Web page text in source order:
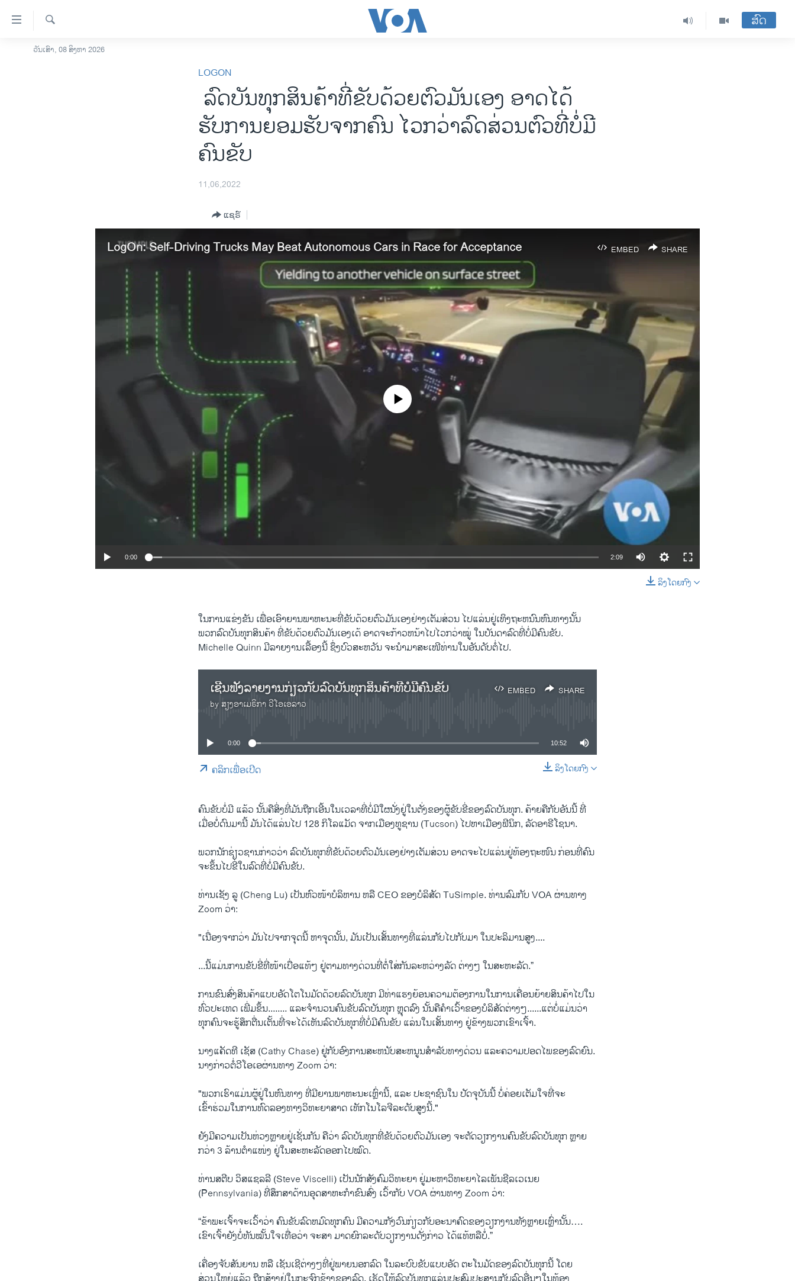
ລິ້ງ
ສຳຫລັບ
ໂຮມເພຈ
ຄົ້ນຫາ
ສົດ
ວັນເສົາ, 08 ສິງຫາ 2026
LOGON
ລົດ​ບັນ​ທຸກ​ສິນ​ຄ້າທີ່​ຂັບ​ດ້ວຍ​ຕົວ​ມັນ​ເອງ ອາດ​​ໄດ້​
ຮັບ​ການຍອມ​ຮັບ​ຈາກ​ຄົນ​ ໄວ​ກວ່າລົດ​ສ່ວນ​ຕົວ​ທີ່ບໍ່​ມີ​
ຄົນ​ຂັບ​
11,06,2022
ແຊຣ໌
EMBED SHARE
LogOn: Self-Driving Trucks May Beat Autonomous Cars in Race for Acceptance
SHARE
No media source currently available
0:00 2:09
ລິງໂດຍກົງ
ໃນ​ການ​ແຂ່ງ​ຂັນ ເພື່ອ​ເອົາ​ຍານ​ພາ​ຫະ​ນະ​ທີ່​ຂັບ​ດ້ວຍ​ຕົວ​ມັນ​ເອງຢ່າງ​ເຕັມສ່ວນ​ ໄປ​ແລ່ນ​ຢູ່​ເທິງ​ຖະ​ຫນົນ​ຫົນ​ທາງນັ້ນ
ພວກລົດ​ບັນ​ທຸກ​ສິນ​ຄ້າ ​ທີ່​ຂັບ​ດ້ວຍຕົວ​ມັນເອງ​ເດ້ ອາດ​ຈະ​ກ້າວຫນ້າໄປ​ໄວກວ່າ​ໝູ່​ ໃນ​ບັນ​ດາລົດ​ທີ່ບໍ່​ມີ​ຄົນ​ຂັບ​.
Michelle Quinn ມີລາຍງານເລື້ອງນີ້ ຊຶ່ງ​ບົວ​ສະ​ຫວັນ ຈະ​ນຳ​ມ​າ​ສະ​ເໜີ​ທ່ານ​ໃນ​ອັນ​ດັບ​ຕໍ່​ໄປ.
EMBED SHARE
ເຊີ​ນ​ຟັງ​ລາຍ​ງານ​ກ່ຽວ​ກັບ​ລົດ​ບັນ​ທຸກ​ສິນ​ຄ້າ​ທີ່ບໍ່​ມີ​ຄົນ​ຂັບ
by ສຽງອາເມຣິກາ ວີໂອເອລາວ
SHARE
0:00 10:52
ລິງໂດຍກົງ
ຄລິກເພື່ອເປີດ
ຄົນຂັບບໍ່ມີ ແລ້ວ ນັ້ນຄືສິ່ງທີ່ມັນຖືກເອີ້ນໃນເວລາທີ່ບໍ່ມີໃຜນັ່ງຢູ່ໃນຕັ່ງຂອງຜູ້ຂັບຂີ່ຂອງລົດບັນທຸກ. ຄ້າຍ​ຄື​ກັບອັນນີ້ ທີ່
ເມື່ອບໍ່ດົນມານີ້ ມັນໄດ້ແລ່ນ​ໄປ 128 ກິໂລແມັດ ຈາກເມືອງ​ທູຊານ (Tucson) ໄປ​ຫາ​ເມືອງ​ຟີ​ນິກ, ລັດ​ອາ​ຣີ​ໂຊ​ນາ.
ພວກນັກຊ່ຽວຊານກ່າວວ່າ ລົດບັນທຸກທີ່ຂັບ​ດ້ວຍຕົວ​ມັນເອງຢ່າງເຕັມສ່ວນ ອາດຈະໄປ​ແລ່ນຢູ່ທ້ອງ​ຖະ​ໜົນ ກ່ອນທີ່ຄົນ
ຈະຂຶ້ນໄປຂີ່ໃນລົດທີ່ບໍ່​ມີ​ຄົນຂັບ.
ທ່ານ​ເຊັງ ລູ (Cheng Lu) ເປັນຫົວ​ໜ້າ​ບໍ​ລິ​ຫານ ຫລື CEO ຂອງບໍ​ລິ​ສັດ TuSimple. ທ່ານ​ລົມ​ກັບ VOA ຜ່ານ​ທາງ
Zoom ວ່າ:
"ເນື່ອງຈາກວ່າ ມັນໄປ​ຈາກ​ຈຸດນີ້ ຫາ​ຈຸດນັ້ນ, ມັນເປັນເສັ້ນທາງທີ່​ແລ່ນກັບໄປກັບມາ ໃນປະລິມານສູງ....
...ນີ້​ແມ່ນ​ການ​ຂັບ​ຂີ່​ທີ່​ໜ້າ​ເບື່ອ​ແທ້ໆ ຢູ່​ຕາມ​ທາງ​ດ່ວນທີ່ຕໍ່ໃສ່​ກັນ​ລະ​ຫວ່າງ​ລັດ ຕ່າງໆ ໃນສະຫະລັດ.”
ການ​ຂົນ​ສົ່ງ​ສິນ​ຄ້າແບບອັດໂຕໂນມັດດ້ວຍລົດບັນທຸກ ມີ​ທ່າ​ແຮງ​ຍ້ອນ​ຄວາມ​ຕ້ອງ​ການໃນການ​ເຄື່ອນຍ້າຍ​ສິນ​ຄ້າ​ໄປໃນ​
ທົ່ວ​ປະ​ເທດ ​ເພີ່ມ​ຂຶ້ນ........ ແລະຈໍານວນຄົນຂັບລົດບັນທຸກ ຫຼຸດລົງ ນັ້ນ​ຄື​ຄຳ​ເວົ້າ​ຂອງບໍລິສັດຕ່າງໆ......ແຕ່ບໍ່ແມ່ນວ່າ
ທຸກຄົນຈະ​ຮູ້​ສຶກຕື່ນເຕັ້ນທີ່ຈະໄດ້ເຫັນລົດບັນທຸກທີ່ບໍ່​ມີຄົນຂັບ ແລ່ນ​ໃນ​ເສັ້ນທາງ ຢູ່ຂ້າງພວກເຂົາເຈົ້າ.
ນາງ​ແຄັດ​ທີ ເຊັ​ສ (Cathy Chase) ຢູ່ກັບອົງ​ການສະຫນັບສະຫນູນສໍາລັບທາງດ່ວນ ແລະຄວາມປອດໄພຂອງລົດຍົນ.
ນາງກ່າວ​ຕໍ່ວີ​ໂອ​ເອຜ່ານ​ທາງ Zoom ວ່າ:
"ພວກເຮົາແມ່ນຜູ້ຢູ່ໃນຫົນທາງ ທີ່ມີຍານພາຫະນະເຫຼົ່ານີ້, ແລະ ປະຊາຊົນໃນ ປັດຈຸບັນນີ້ ບໍ່ຄ່ອຍເຕັມໃຈທີ່ຈະ
ເຂົ້າຮ່ວມໃນການທົດລອງທາງວິທະຍາສາດ ເທັກໂນໂລຈີລະດັບສູງ​ນີ້."
ຍັງ​ມີ​ຄວາມ​ເປັນ​ຫ່ວງ​ຫຼາຍຢູ່ເຊັ່ນ​ກັນ​ ຄືວ່າ ລົດ​ບັນ​ທຸກທີ່​ຂັບ​ດ້ວຍ​ຕົວ​ມັນ​ເອງ​ ຈະ​ຕັດວຽກ​ງານ​ຄົນຂັບ​ລົດ​ບັນ​ທຸກ​ ຫຼາຍ​
ກວ່າ 3 ລ້ານຕຳ​ແໜ່ງ ຢູ່​ໃນ​ສະ​ຫະ​ລັດ​ອອກ​ໄປໝົດ.
ທ່ານສ​ຕີບ ວິ​ສແຊ​ລ​ລີ (Steve Viscelli) ເປັນນັກສັງຄົມວິທະຍາ ຢູ່ມະຫາວິທະຍາໄລເພັນ​ຊີ​ລ​ເວ​ເນຍ
(Pennsylvania) ທີ່ສຶກສາດ້ານອຸດສາຫະກໍາຂົນສົ່ງ ​ເວົ້າ​ກັບ VOA ຜ່ານ​ທາງ Zoom ວ່າ:
“ຂ້າ​ພະ​ເຈົ້າ​ຈະ​ເວົ້າ​ວ່າ​ ຄົນ​ຂັບ​ລົດ​ຫມົດທຸກ​ຄົນ ​ມີ​ຄວາມ​ກັງ​ວົນ​ກ່ຽວ​ກັບ​ອະ​ນາ​ຄົດ​ຂອງ​ວຽກ​ງານທັງຫຼາຍເຫຼົ່າ​ນັ້ນ….
ເຂົາເຈົ້າຍັງບໍ່ທັນໝັ້ນໃຈເທື່ອວ່າ ​ຈະສາ ມາດຍົກລະດັບວຽກງານດັ່ງກ່າວ ໄດ້ແທ້ຫລືບໍ່.”
ເຄື່ອງ​ຈັບ​ສັນ​ຍານ ຫລື ເຊັນເຊີຕ່າງໆທີ່ຢູ່ພາຍນອກ​ລົດ ໃນລະບົບຂັບແບບອັດ ຕະໂນມັດຂອງລົດບັນທຸກນີ້ ໂດຍ